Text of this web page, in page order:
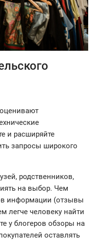
и расширяйте
запросы широкого
родственников,
на выбор. Чем
информации (отзывы
легче человеку найти
у блогеров обзоры на
оставлять